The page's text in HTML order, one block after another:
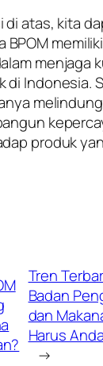
di atas, kita
BPOM
menjaga
di Indonesia.
produk
Tren
Badan
dan
Harus
→